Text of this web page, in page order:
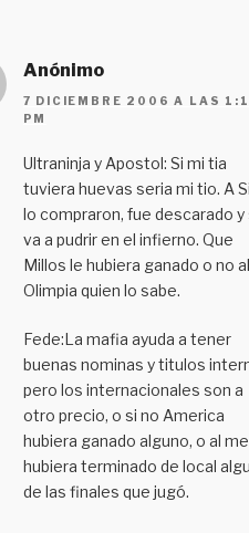
Anónimo
7 DICIEMBRE 2006 A LAS
PM
Ultraninja y Apostol: Si mi tia
tuviera huevas seria mi tio. A
lo compraron, fue descarado y
va a pudrir en el infierno. Que
Millos le hubiera ganado o no al
Olimpia quien lo sabe.
Fede:La mafia ayuda a tener
buenas nominas y titulos
pero los internacionales son a
otro precio, o si no America
hubiera ganado alguno, o al
hubiera terminado de local
de las finales que jugó.